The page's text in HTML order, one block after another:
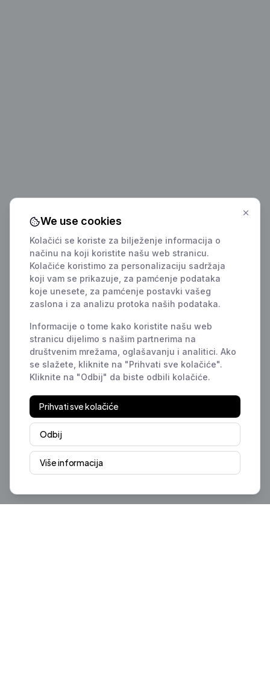
We use cookies
Kolačići se koriste za bilježenje informacija o
načinu na koji koristite našu web stranicu.
Kolačiće koristimo za personalizaciju sadržaja
koji vam se prikazuje, za pamćenje podataka
koje unesete, za pamćenje postavki vašeg
zaslona i za analizu protoka naših podataka.
Informacije o tome kako koristite našu web
stranicu dijelimo s našim partnerima na
društvenim mrežama, oglašavanju i analitici. Ako
se slažete, kliknite na "Prihvati sve kolačiće".
Kliknite na "Odbij" da biste odbili kolačiće.
Prihvati sve kolačiće
Odbij
Više informacija